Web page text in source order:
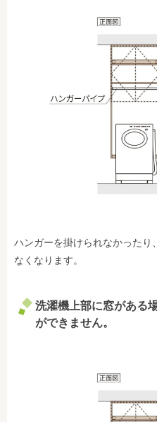
ハンガーを掛けられなかった
なくなります。
洗濯機上部に窓がある
ができません。